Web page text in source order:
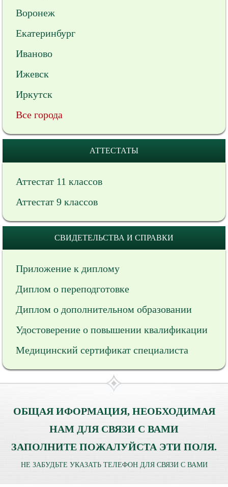
Воронеж
Екатеринбург
Иваново
Ижевск
Иркутск
Все города
АТТЕСТАТЫ
Аттестат 11 классов
Аттестат 9 классов
СВИДЕТЕЛЬСТВА И СПРАВКИ
Приложение к диплому
Диплом о переподготовке
Диплом о дополнительном образовании
Удостоверение о повышении квалификации
Медицинский сертификат специалиста
ОБЩАЯ ИФОРМАЦИЯ, НЕОБХОДИМАЯ
НАМ ДЛЯ СВЯЗИ С ВАМИ
ЗАПОЛНИТЕ ПОЖАЛУЙСТА ЭТИ ПОЛЯ.
НЕ ЗАБУДЬТЕ УКАЗАТЬ ТЕЛЕФОН ДЛЯ СВЯЗИ С ВАМИ